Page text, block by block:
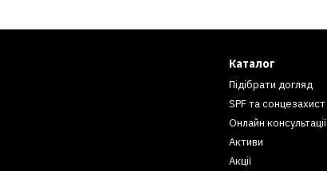
Каталог
Підібрати догляд
SPF та сонцезахист
Онлайн консультації
Активи
Акції